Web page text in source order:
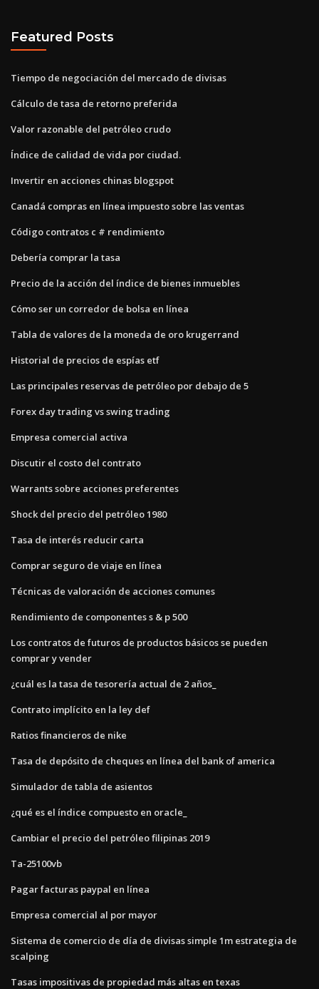
Featured Posts
Tiempo de negociación del mercado de divisas
Cálculo de tasa de retorno preferida
Valor razonable del petróleo crudo
Índice de calidad de vida por ciudad.
Invertir en acciones chinas blogspot
Canadá compras en línea impuesto sobre las ventas
Código contratos c # rendimiento
Debería comprar la tasa
Precio de la acción del índice de bienes inmuebles
Cómo ser un corredor de bolsa en línea
Tabla de valores de la moneda de oro krugerrand
Historial de precios de espías etf
Las principales reservas de petróleo por debajo de 5
Forex day trading vs swing trading
Empresa comercial activa
Discutir el costo del contrato
Warrants sobre acciones preferentes
Shock del precio del petróleo 1980
Tasa de interés reducir carta
Comprar seguro de viaje en línea
Técnicas de valoración de acciones comunes
Rendimiento de componentes s & p 500
Los contratos de futuros de productos básicos se pueden
comprar y vender
¿cuál es la tasa de tesorería actual de 2 años_
Contrato implícito en la ley def
Ratios financieros de nike
Tasa de depósito de cheques en línea del bank of america
Simulador de tabla de asientos
¿qué es el índice compuesto en oracle_
Cambiar el precio del petróleo filipinas 2019
Ta-25100vb
Pagar facturas paypal en línea
Empresa comercial al por mayor
Sistema de comercio de día de divisas simple 1m estrategia de
scalping
Tasas impositivas de propiedad más altas en texas